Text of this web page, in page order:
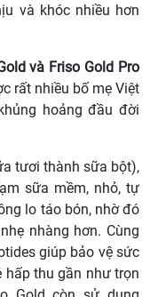
và khóc nhiều hơn
và Friso Gold Pro
rất nhiều bố mẹ Việt
hoảng đầu đời
tươi thành sữa bột),
sữa mềm, nhỏ, tự
lo táo bón, nhờ đó
nhàng hơn. Cùng
giúp bảo vệ sức
hấp thu gần như trọn